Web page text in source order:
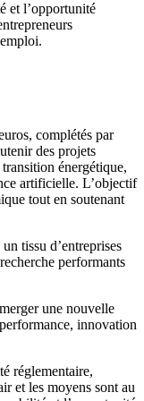
et l’opportunité
complétés par
des projets
énergétique,
artificielle. L’objectif
tout en soutenant
tissu d’entreprises
performants
une nouvelle
innovation
réglementaire,
et les moyens sont au